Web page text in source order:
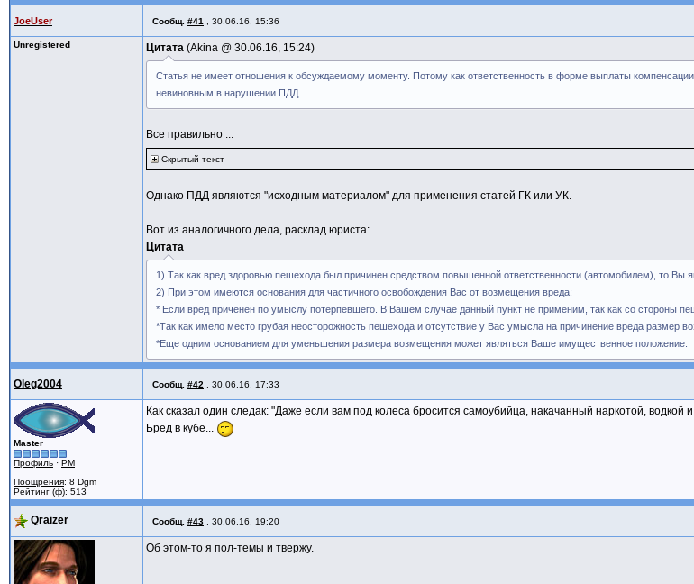
JoeUser Сообщ. #41 30.06.16, 15:36
Unregistered Цитата Akina @ 30.06.16, 15:24
Статья не имеет отношения к обсуждаемому моменту. Потому как ответственность в форме выплаты
невиновным в нарушении ПДД.
Все правильно ...
Скрытый текст
Однако ПДД являются "исходным материалом" для применения статей ГК или УК.
Вот из аналогичного дела, расклад юриста:
Цитата
1) Так как вред здоровью пешехода был причинен средством повышенной ответственности (автомобилем), то Вы
2) При этом имеются основания для частичного освобождения Вас от возмещения вреда:
* Если вред приченен по умыслу потерпевшего. В Вашем случае данный пункт не применим, так как со стороны
*Так как имело место грубая неосторожность пешехода и отсутствие у Вас умысла на причинение вреда размер
*Еще одним основанием для уменьшения размера возмещения может являться Ваше имущественное положение.
Oleg2004 Сообщ. #42 30.06.16, 17:33
Master
Профиль · PM
Поощрения: 8 Dgm
Рейтинг (ф): 513
Как сказал один следак: "Даже если вам под колеса бросится самоубийца, накачанный наркотой,
Бред в кубе...
Qraizer Сообщ. #43 30.06.16, 19:20
Об этом-то я пол-темы и твержу.